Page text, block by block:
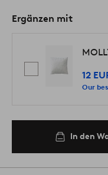
Ergänzen mit
12
Our
In den